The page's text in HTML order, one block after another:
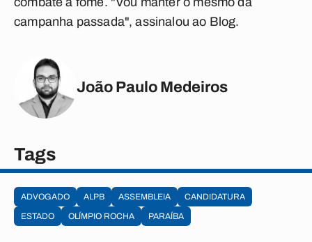
campanha passada", assinalou ao Blog.
João Paulo Medeiros
Tags
ADVOGADO ALPB ASSEMBLEIA
CANDIDATURA
ESTADO
OLÍMPIO ROCHA PARAÍBA